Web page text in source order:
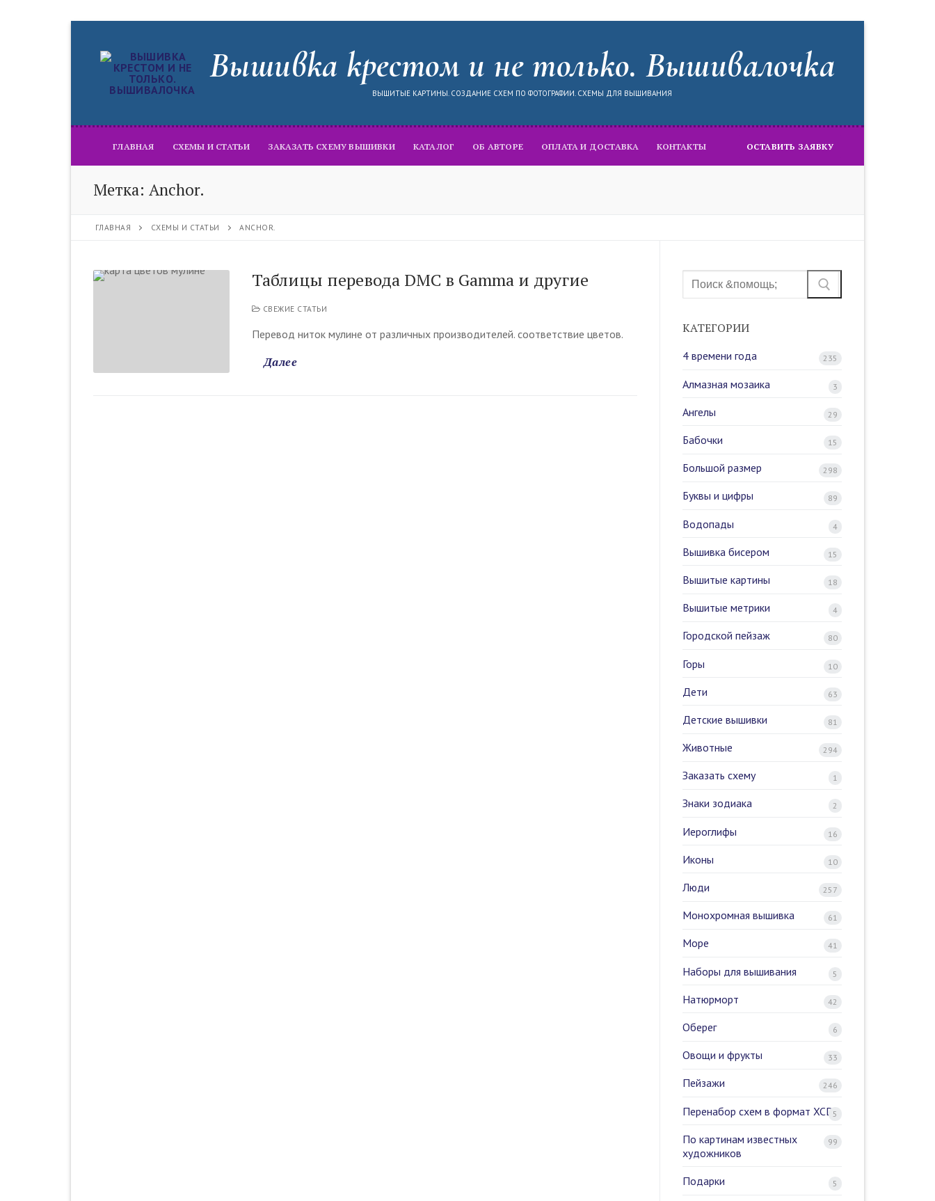
содержимому
Вышивка крестом и не только. Вышивалочка
ВЫШИТЫЕ КАРТИНЫ. СОЗДАНИЕ СХЕМ ПО ФОТОГРАФИИ. СХЕМЫ ДЛЯ ВЫШИВАНИЯ
ГЛАВНАЯ СХЕМЫ И СТАТЬИ ЗАКАЗАТЬ СХЕМУ ВЫШИВКИ КАТАЛОГ ОБ АВТОРЕ ОПЛАТА И ДОСТАВКА КОНТАКТЫ ОСТАВИТЬ ЗАЯВКУ
Метка: Anchor.
ГЛАВНАЯ СХЕМЫ И СТАТЬИ ANCHOR.
Таблицы перевода DMC в Gamma и другие
СВЕЖИЕ СТАТЬИ
Перевод ниток мулине от различных производителей. соответствие цветов.
Далее
КАТЕГОРИИ
4 времени года 235
Алмазная мозаика 3
Ангелы 29
Бабочки 15
Большой размер 298
Буквы и цифры 89
Водопады 4
Вышивка бисером 15
Вышитые картины 18
Вышитые метрики 4
Городской пейзаж 80
Горы 10
Дети 63
Детские вышивки 81
Животные 294
Заказать схему 1
Знаки зодиака 2
Иероглифы 16
Иконы 10
Люди 257
Монохромная вышивка 61
Море 41
Наборы для вышивания 5
Натюрморт 42
Оберег 6
Овощи и фрукты 33
Пейзажи 246
Перенабор схем в формат XCD 5
По картинам известных
художников
99
Подарки 5